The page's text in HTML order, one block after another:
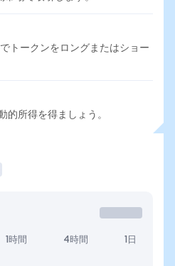
トークンをロングまたはショー
的所得を得ましょう。
1時間 4時間 1日